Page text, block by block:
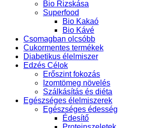
Bio Rizskása
Superfood
Bio Kakaó
Bio Kávé
Csomagban olcsóbb
Cukormentes termékek
Diabetikus élelmiszer
Edzés Célok
Erőszint fokozás
Izomtömeg növelés
Szálkásítás és diéta
Egészséges élelmiszerek
Egészséges édesség
Édesítő